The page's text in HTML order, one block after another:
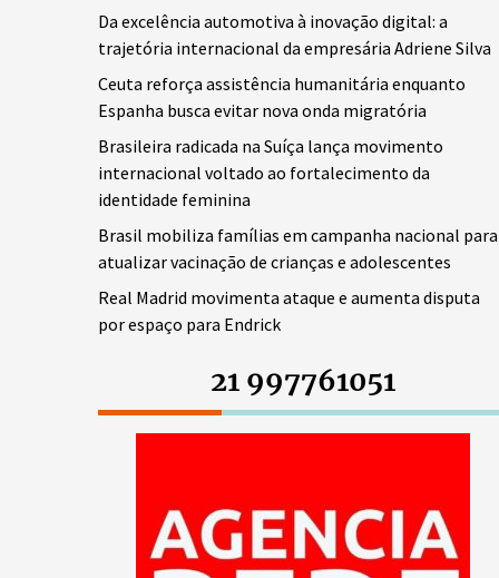
Da excelência automotiva à inovação digital: a
trajetória internacional da empresária Adriene Silva
Ceuta reforça assistência humanitária enquanto
Espanha busca evitar nova onda migratória
Brasileira radicada na Suíça lança movimento
internacional voltado ao fortalecimento da
identidade feminina
Brasil mobiliza famílias em campanha nacional para
atualizar vacinação de crianças e adolescentes
Real Madrid movimenta ataque e aumenta disputa
por espaço para Endrick
21 997761051